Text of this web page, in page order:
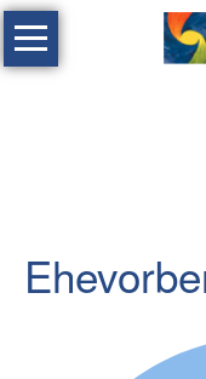
Navigation
überspringen
feiern